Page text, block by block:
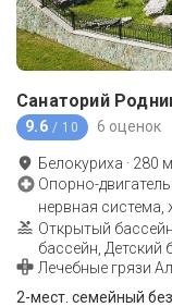
Санаторий
9.6 / 10 6 оценок
Белокуриха · 280
Опорно-
нервная
Открытый
бассейн, Детский
Лечебные грязи
2-мест. семейный без